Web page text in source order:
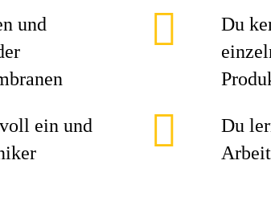
und
Du
ein und
Du